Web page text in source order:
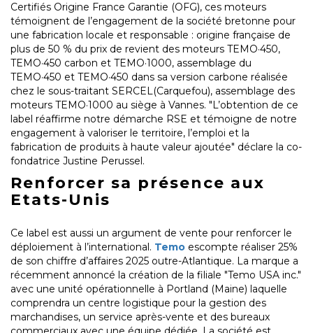
Certifiés Origine France Garantie (OFG), ces moteurs
témoignent de l’engagement de la société bretonne pour
une fabrication locale et responsable : origine française de
plus de 50 % du prix de revient des moteurs TEMO·450,
TEMO·450 carbon et TEMO·1000, assemblage du
TEMO·450 et TEMO·450 dans sa version carbone réalisée
chez le sous-traitant SERCEL(Carquefou), assemblage des
moteurs TEMO·1000 au siège à Vannes. "L’obtention de ce
label réaffirme notre démarche RSE et témoigne de notre
engagement à valoriser le territoire, l’emploi et la
fabrication de produits à haute valeur ajoutée" déclare la co-
fondatrice Justine Perussel.
Renforcer sa présence aux
Etats-Unis
Ce label est aussi un argument de vente pour renforcer le
déploiement à l’international. Temo escompte réaliser 25%
de son chiffre d’affaires 2025 outre-Atlantique. La marque a
récemment annoncé la création de la filiale "Temo USA inc."
avec une unité opérationnelle à Portland (Maine) laquelle
comprendra un centre logistique pour la gestion des
marchandises, un service après-vente et des bureaux